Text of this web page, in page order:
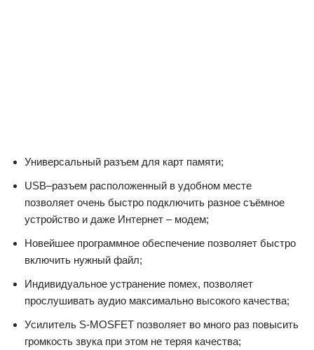
Вмонтированный TV-тюнер способен уловить до 30
позволяет бесплатно прослушивать музыку или
смотреть передачу;
Существует два варианта покупки проигрывающего
устройства с ТВ:
в виде готового встроенного механизма;